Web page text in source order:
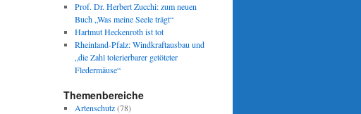
Prof. Dr. Herbert Zucchi: zum neuen
Buch „Was meine Seele trägt“
Hartmut Heckenroth ist tot
Rheinland-Pfalz: Windkraftausbau und
„die Zahl tolerierbarer getöteter
Fledermäuse“
Themenbereiche
Artenschutz(78)